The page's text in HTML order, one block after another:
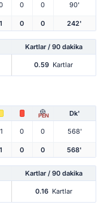
0 0 90'
1 0 0 242'
Kartlar / 90 dakika
0.59 Kartlar
PEN Dk'
1 0 0 568'
1 0 0 568'
Kartlar / 90 dakika
0.16 Kartlar